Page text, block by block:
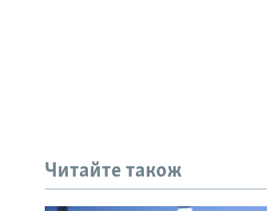
Читайте також